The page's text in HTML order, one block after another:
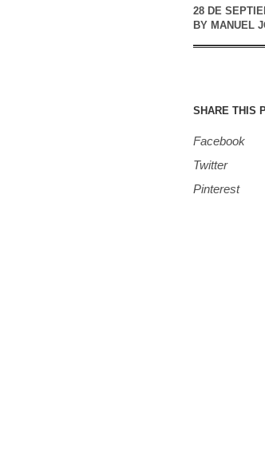
28 DE
BY MANUEL
SHARE THIS
Facebook
Twitter
Pinterest